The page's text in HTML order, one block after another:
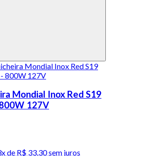
Mondial Inox Red S19
127V
de R$ 33,30 sem juros